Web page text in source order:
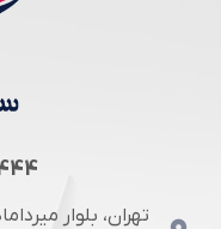
تهران، بلوار